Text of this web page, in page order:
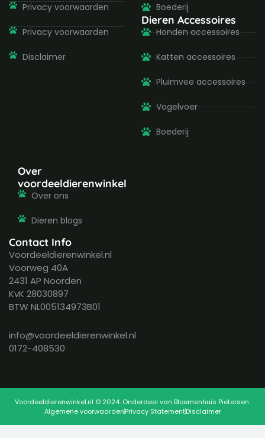
Privacy voorwaarden
Privacy voorwaarden
Disclaimer
Boederij
Dieren Accessoires
Honden accessoires
Katten accessoires
Pluimvee accessoires
Vogelvoer
Boederij
Over
voordeeldierenwinkel
Over ons
Dieren blogs
Contact Info
Voordeeldierenwinkel.nl
Voorweg 40A
2431 AP Noorden
KvK 28030897
BTW NL005134973B01
info@voordeeldierenwinkel.nl
0172-408530
Voordeeldierenwinkel.nl © 2024. Onderdeel van Bloemenhuis Pietersen.
Algemene voorwaardenPrivacy StatementDisclaimer